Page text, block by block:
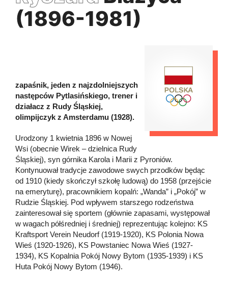
(1896-1981)
zapaśnik, jeden z najzdolniejszych
następców Pytlasińskiego, trener i
działacz z Rudy Śląskiej,
olimpijczyk z Amsterdamu (1928).
Urodzony 1 kwietnia 1896 w Nowej
Wsi (obecnie Wirek – dzielnica Rudy
Śląskiej), syn górnika Karola i Marii z Pyroniów.
Kontynuował tradycje zawodowe swych przodków będąc
od 1910 (kiedy skończył szkołę ludową) do 1958 (przejście
na emeryturę), pracownikiem kopalń: „Wanda” i „Pokój” w
Rudzie Śląskiej. Pod wpływem starszego rodzeństwa
zainteresował się sportem (głównie zapasami, występował
w wagach półśredniej i średniej) reprezentując kolejno: KS
Kraftsport Verein Neudorf (1919-1920), KS Polonia Nowa
Wieś (1920-1926), KS Powstaniec Nowa Wieś (1927-
1934), KS Kopalnia Pokój Nowy Bytom (1935-1939) i KS
Huta Pokój Nowy Bytom (1946).